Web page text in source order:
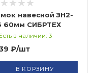
навесной ЗН2-
26 60мм СИБРТЕХ
в наличии: 3
₽/шт
В КОРЗИНУ